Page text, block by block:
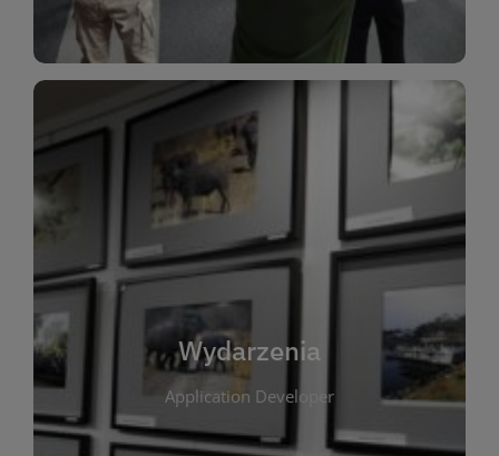
Wydarzenia
Application Developer
Wydarzenia
W tej zakładce publikujemy informacje o
wszystkich wydarzeniach organizowanych przez
bibliotekę. Znajdziesz tu zapowiedzi spotkań
autorskich, warsztatów, prelekcji i zajęć
tematycznych dla różnych grup wiekowych. Każde
wydarzenie ma na celu promowanie kultury
czytelniczej oraz integrację społeczności lokalnej.
Dzięki kalendarzowi wydarzeń możesz łatwo